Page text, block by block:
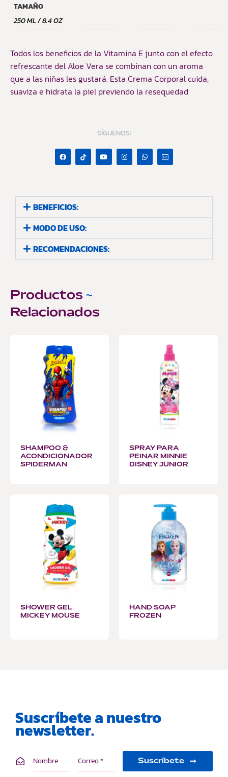
TAMAÑO
250 ML / 8.4 OZ
Todos los beneficios de la Vitamina E junto con el efecto
refrescante del Aloe Vera se combinan con un aroma
que a las niñas les gustará. Esta Crema Corporal cuida,
suaviza e hidrata la piel previendo la resequedad
SÍGUENOS:
BENEFICIOS:
MODO DE USO:
RECOMENDACIONES:
Productos ~
Relacionados
SHAMPOO &
ACONDICIONADOR
SPIDERMAN
SPRAY PARA
PEINAR MINNIE
DISNEY JUNIOR
SHOWER GEL
MICKEY MOUSE
HAND SOAP
FROZEN
Suscríbete a nuestro
newsletter.
Suscríbete